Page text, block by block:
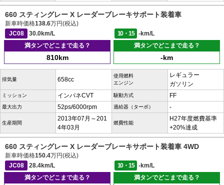
660 スティングレー X レーダーブレーキサポート装着車
新車時価格138.6万円(税込)
JC08
30.0km/L 10・15
-km/L
満タンでどこまで走る？
810km
満タンでどこまで走る？
-km
排気量 658cc
使用燃料
エンジン
レギュラー
ガソリン
ミッション インパネCVT 駆動方式 FF
最大出力 52ps/6000rpm 過給器（ターボ） -
生産期間
2013年07月～201
4年03月
燃費性能
H27年度燃費基準
+20%達成
660 スティングレー X レーダーブレーキサポート装着車 4WD
新車時価格150.4万円(税込)
JC08
28.4km/L 10・15
-km/L
満タンでどこまで走る？
満タンでどこまで走る？